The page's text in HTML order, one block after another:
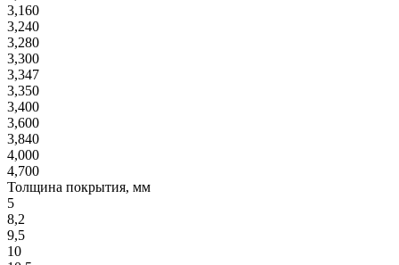
3,160
3,240
3,280
3,300
3,347
3,350
3,400
3,600
3,840
4,000
4,700
Толщина покрытия, мм
5
8,2
9,5
10